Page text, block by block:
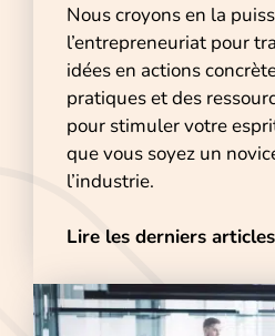
Nous croyons en la
l’entrepreneuriat pour
idées en actions
pratiques et des
pour stimuler votre
que vous soyez un
l’industrie.
Lire les derniers articles